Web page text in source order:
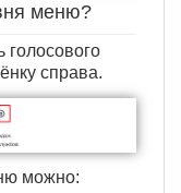
меню?
голосового
справа.
можно: